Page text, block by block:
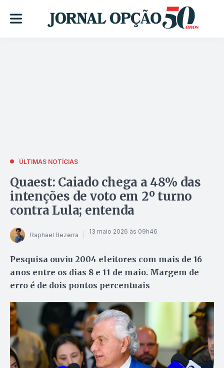
ÚLTIMAS NOTÍCIAS
Quaest: Caiado chega a 48% das
intenções de voto em 2º turno
contra Lula; entenda
Raphael Bezerra 13 maio 2026 às 09h46
Pesquisa ouviu 2004 eleitores com mais de 16
anos entre os dias 8 e 11 de maio. Margem de
erro é de dois pontos percentuais